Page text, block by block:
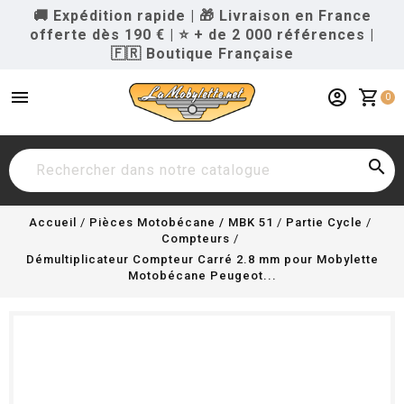
🚚 Expédition rapide | 🎁 Livraison en France
offerte dès 190 € | ⭐ + de 2 000 références |
🇫🇷 Boutique Française
menu shopping_cart 0
account_circle

Accueil Pièces Motobécane / MBK 51
Partie Cycle
Compteurs
Démultiplicateur Compteur Carré 2.8 mm pour Mobylette
Motobécane Peugeot...